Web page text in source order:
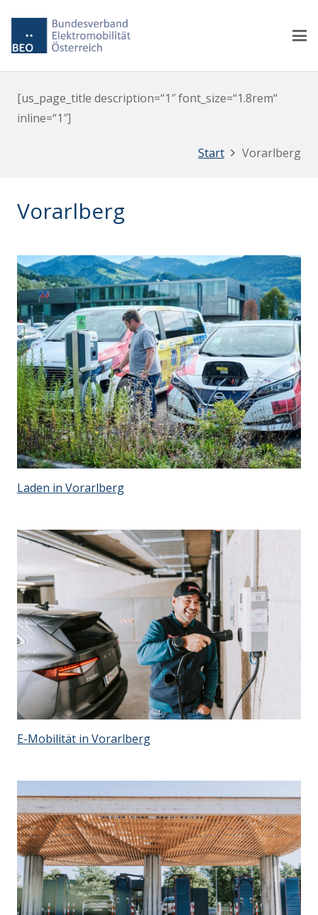
[us_page_title description=“1″ font_size=“1.8rem“
inline=“1″]
Start Vorarlberg
Vorarlberg
Laden in Vorarlberg
E-Mobilität in Vorarlberg